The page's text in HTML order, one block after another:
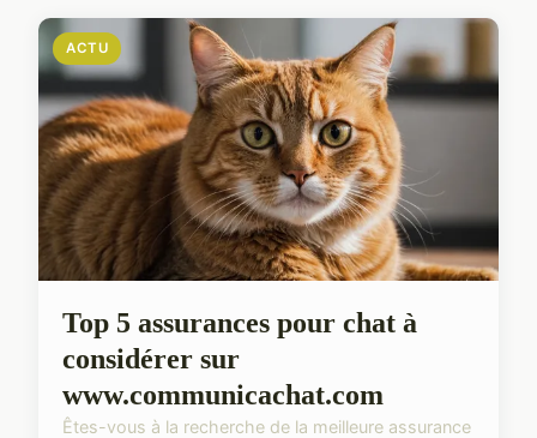
ACTU
Top 5 assurances pour chat à
considérer sur
www.communicachat.com
Êtes-vous à la recherche de la meilleure assurance